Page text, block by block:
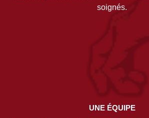
soignés.
UNE ÉQUIPE